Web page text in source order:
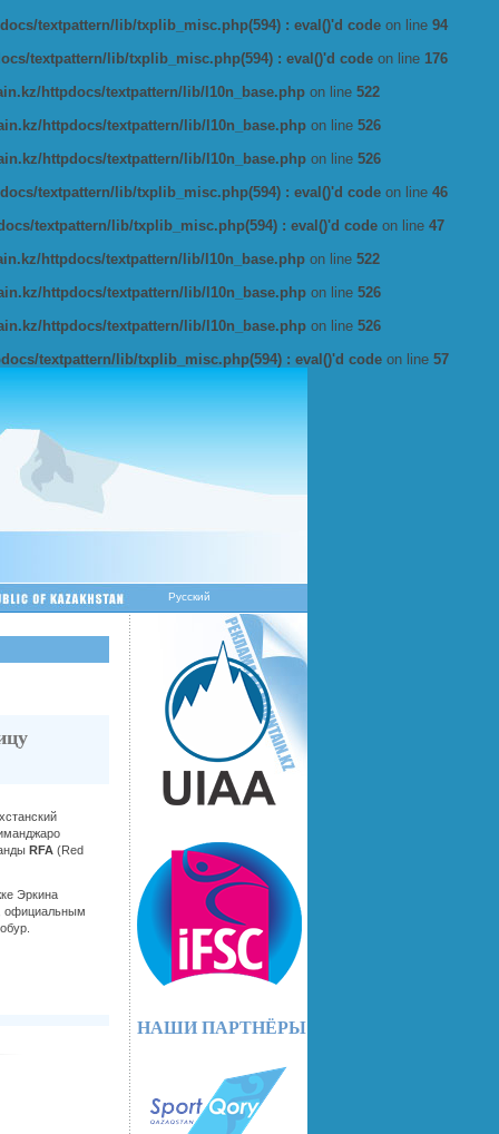
textpattern/lib/txplib_misc.php(594) : eval()'d code on line 94
textpattern/lib/txplib_misc.php(594) : eval()'d code on line 176
httpdocs/textpattern/lib/l10n_base.php on line 522
httpdocs/textpattern/lib/l10n_base.phpon line 526
httpdocs/textpattern/lib/l10n_base.phpon line 526
textpattern/lib/txplib_misc.php(594) : eval()'d code on line 46
textpattern/lib/txplib_misc.php(594) : eval()'d codeon line 47
httpdocs/textpattern/lib/l10n_base.php on line 522
httpdocs/textpattern/lib/l10n_base.phpon line 526
httpdocs/textpattern/lib/l10n_base.phpon line 526
textpattern/lib/txplib_misc.php(594) : eval()'d codeon line 57
Русский
RFA (Red
Эркина
официальным
НАШИ ПАРТНЁРЫ